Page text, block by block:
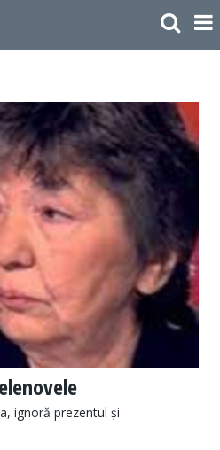
ignoră prezentul și